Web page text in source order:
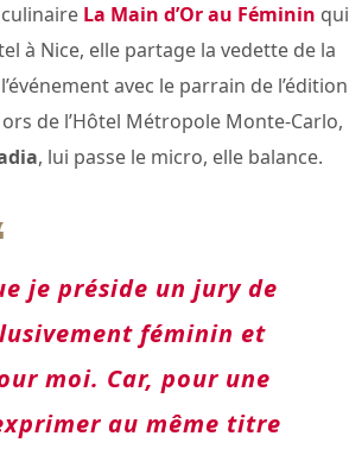
La Main d’Or au Féminin qui
à Nice, elle partage la vedette de la
avec le parrain de l’édition
de l’Hôtel Métropole Monte-Carlo,
, lui passe le micro, elle balance.
je préside un jury de
féminin et
moi. Car, pour une
au même titre